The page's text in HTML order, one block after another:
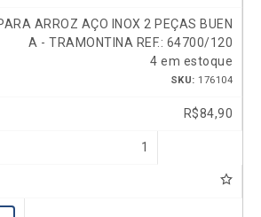
ARROZ AÇO INOX 2 PEÇAS BUEN
A - TRAMONTINA REF.: 64700/120
4 em estoque
SKU: 176104
R$84,90
1